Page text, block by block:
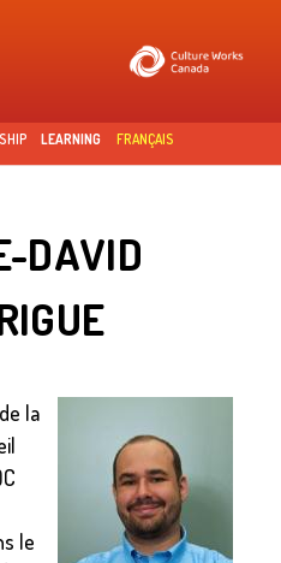
LEARNING FRANÇAIS
DAVID
la
le